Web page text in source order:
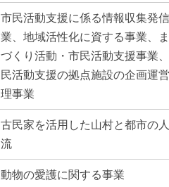
市民活動支援に係る情報収集発
業、地域活性化に資する事業、
づくり活動・市民活動支援事業
民活動支援の拠点施設の企画運
理事業
古民家を活用した山村と都市の
流
動物の愛護に関する事業